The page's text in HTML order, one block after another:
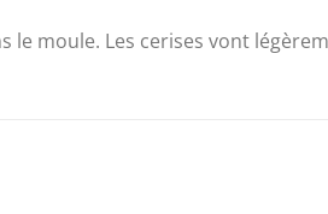
le moule. Les cerises vont